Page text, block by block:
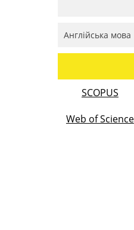
Англійська мова
SCOPUS
Web of Science